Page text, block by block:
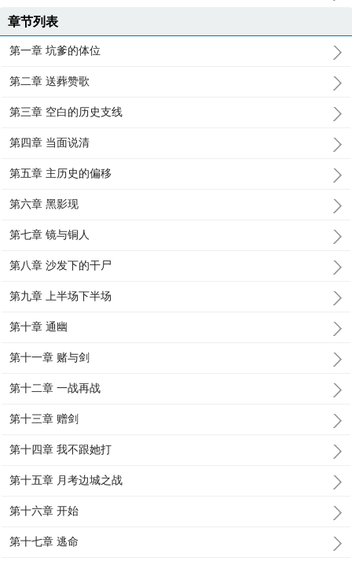
章节列表
第一章 坑爹的体位
第二章 送葬赞歌
第三章 空白的历史支线
第四章 当面说清
第五章 主历史的偏移
第六章 黑影现
第七章 镜与铜人
第八章 沙发下的干尸
第九章 上半场下半场
第十章 通幽
第十一章 赌与剑
第十二章 一战再战
第十三章 赠剑
第十四章 我不跟她打
第十五章 月考边城之战
第十六章 开始
第十七章 逃命